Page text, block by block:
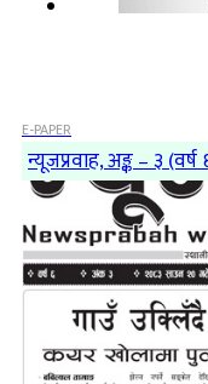
E-PAPER
न्यूजप्रवाह, अङ्क – ३